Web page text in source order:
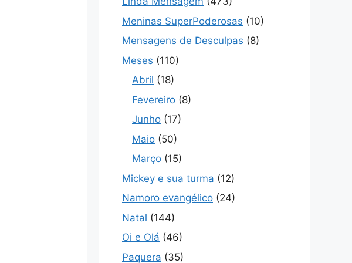
Meninas SuperPoderosas (10)
Mensagens de Desculpas (8)
Meses (110)
Abril (18)
Fevereiro (8)
Junho (17)
Maio (50)
Março (15)
Mickey e sua turma (12)
Namoro evangélico (24)
Natal (144)
Oi e Olá (46)
Paquera (35)